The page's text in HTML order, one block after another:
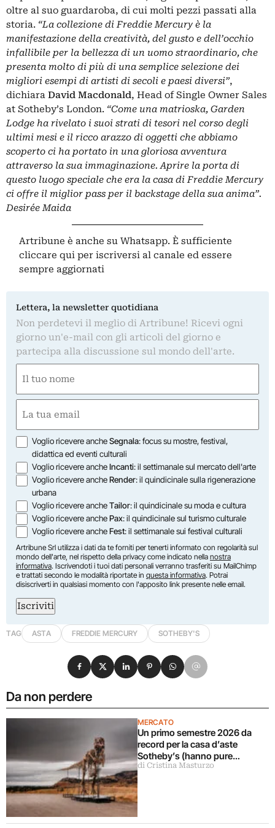
oltre al suo guardaroba, di cui molti pezzi passati alla
storia. “La collezione di Freddie Mercury è la
manifestazione della creatività, del gusto e dell’occhio
infallibile per la bellezza di un uomo straordinario, che
presenta molto di più di una semplice selezione dei
migliori esempi di artisti di secoli e paesi diversi”,
dichiara David Macdonald, Head of Single Owner Sales
at Sotheby’s London. “Come una matrioska, Garden
Lodge ha rivelato i suoi strati di tesori nel corso degli
ultimi mesi e il ricco arazzo di oggetti che abbiamo
scoperto ci ha portato in una gloriosa avventura
attraverso la sua immaginazione. Aprire la porta di
questo luogo speciale che era la casa di Freddie Mercury
ci offre il miglior pass per il backstage della sua anima”.
Desirée Maida
Artribune è anche su Whatsapp. È sufficiente
cliccare qui per iscriversi al canale ed essere
sempre aggiornati
Lettera, la newsletter quotidiana
Non perdetevi il meglio di Artribune! Ricevi ogni
giorno un'e-mail con gli articoli del giorno e
partecipa alla discussione sul mondo dell'arte.
(Required)
First
(Required)
Opzioni
Voglio ricevere ancheSegnala: focus su mostre, festival,
didattica ed eventi culturali
Voglio ricevere ancheIncanti: il settimanale sul mercato dell'arte
Voglio ricevere ancheRender: il quindicinale sulla rigenerazione
urbana
Voglio ricevere ancheTailor: il quindicinale su moda e cultura
Voglio ricevere anchePax: il quindicinale sul turismo culturale
Voglio ricevere ancheFest: il settimanale sui festival culturali
Artribune Srl utilizza i dati da te forniti per tenerti informato con regolarità sul
mondo dell'arte, nel rispetto della privacy come indicato nella nostra
informativa. Iscrivendoti i tuoi dati personali verranno trasferiti su MailChimp
e trattati secondo le modalità riportate in questa informativa. Potrai
disiscriverti in qualsiasi momento con l'apposito link presente nelle email.
Iscriviti
TAG ASTA FREDDIE MERCURY SOTHEBY'S
Da non perdere
MERCATO
Un primo semestre 2026 da
record per la casa d’aste
Sotheby’s (hanno pure
venduto il dinosauro più
di Cristina Masturzo
Condividi su Facebook
Condividi su X
Condividi su LinkedIn
Condividi su Pinterest
Condividi su WhatsApp
Condividi su Email